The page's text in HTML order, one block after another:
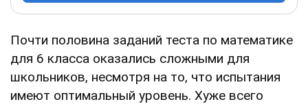
Почти половина заданий теста по математике
для 6 класса оказались сложными для
школьников, несмотря на то, что испытания
имеют оптимальный уровень. Хуже всего